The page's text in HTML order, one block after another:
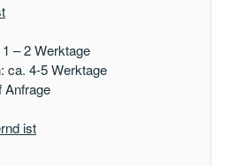
– 2 Werktage
ca. 4-5 Werktage
Anfrage
ist